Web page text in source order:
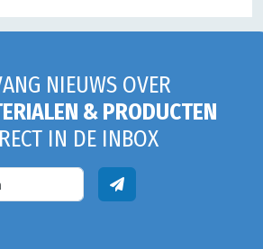
NIEUWS OVER
& PRODUCTEN
IN DE INBOX